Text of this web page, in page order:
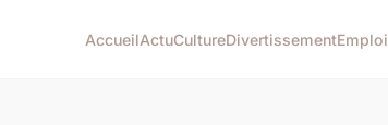
AccueilActuCultureDivertissementEmploi